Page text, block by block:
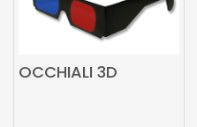
OCCHIALI 3D